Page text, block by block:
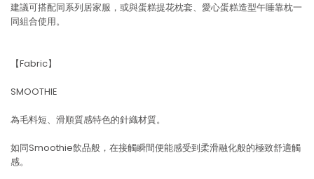
建議可搭配同系列居家服，或與蛋糕提花枕套、愛心蛋糕造型午睡靠枕一
同組合使用。
【Fabric】
SMOOTHIE
為毛料短、滑順質感特色的針織材質。
如同Smoothie飲品般，在接觸瞬間便能感受到柔滑融化般的極致舒適觸
感。